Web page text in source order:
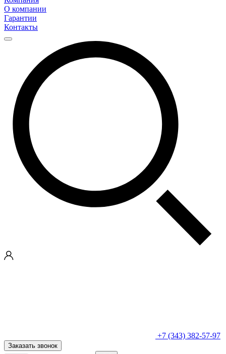
О компании
Гарантии
Контакты
+7 (343) 382-57-97
Заказать звонок